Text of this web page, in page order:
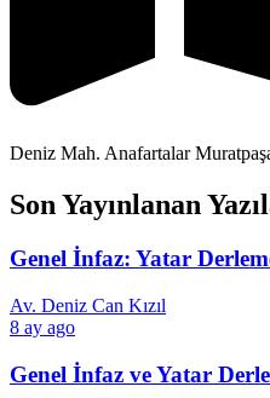
Deniz Mah. Anafartalar
Son Yayınlanan
Genel İnfaz: Yatar
Av. Deniz Can Kızıl
8 ay ago
Genel İnfaz ve Yatar